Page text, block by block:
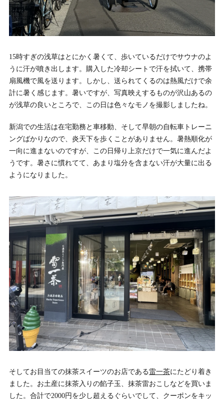
15時すぎの浅草はとにかく暑くて、歩いているだけでサウナのよ
うに汗が噴き出します。購入した冷却シートで汗を拭いて、携帯
扇風機で風を送ります。しかし、送られてくるのは熱風だけで余
計に暑く感じます。暑いですが、写真映えするものが沢山あるの
が浅草の良いところで、この日は色々なモノを撮影しましたね。
新潟での生活は在宅勤務と車移動、そして早朝の自転車トレーニ
ングばかりなので、炎天下を歩くことがありません。暑熱順化が
一向に進まないのですが、この日帰り上京だけで一気に進んだよ
うです。暑さに慣れてて、あまり塩分を含まない汗が大量に出る
ようになりました。
そしてお目当ての抹茶スイーツのお店である雷一茶にたどり着き
ました。お土産に抹茶入りの餡子玉、抹茶雷おこしなどを買いま
した。合計で2000円を少し超えるぐらいでして、クーポンをキッ